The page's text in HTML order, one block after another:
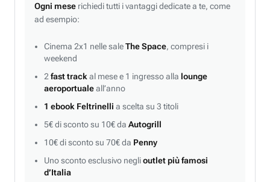
Ogni mese richiedi tutti i vantaggi dedicate a te, come
ad esempio:
Cinema 2x1 nelle saleThe Space, compresi i
weekend
2 fast track al mese e 1 ingresso alla lounge
aeroportualeall’anno
1 ebook Feltrinelli a scelta su 3 titoli
5€ di sconto su 10€ da Autogrill
10€ di sconto su 70€ da Penny
Uno sconto esclusivo neglioutlet più famosi
d’Italia